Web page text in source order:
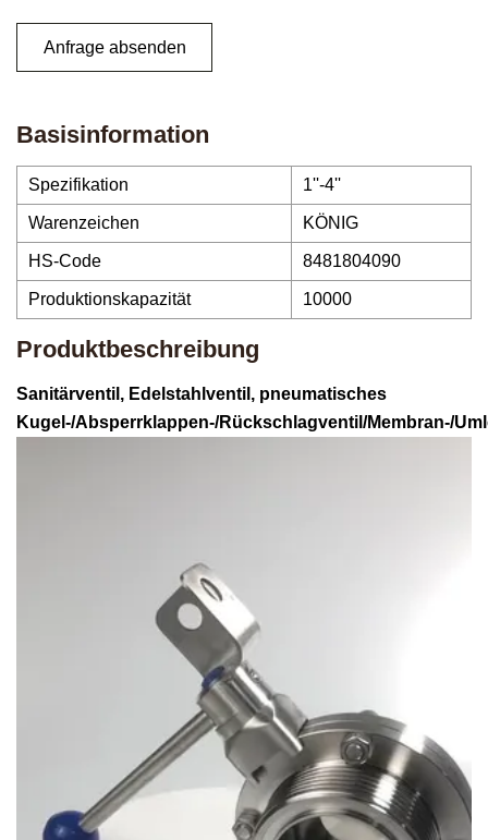
Anfrage absenden
Basisinformation
Spezifikation 1''-4''
Warenzeichen KÖNIG
HS-Code 8481804090
Produktionskapazität 10000
Produktbeschreibung
Sanitärventil, Edelstahlventil, pneumatisches
Kugel-/Absperrklappen-/Rückschlagventil/Membran-/